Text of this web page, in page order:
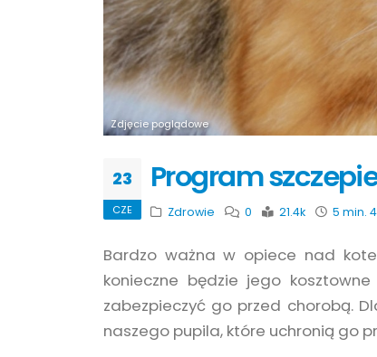
Zdjęcie poglądowe
23
CZE
Program
Zdrowie 0 21.4k 5 min.
Bardzo ważna w opiece nad
konieczne będzie jego
zabezpieczyć go przed chorobą.
naszego pupila, które uchronią go